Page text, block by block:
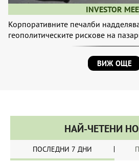
INVESTOR
Корпоративните печалби
геополитическите рискове на
ВИЖ ОЩЕ
НАЙ-ЧЕТЕНИ
ПОСЛЕДНИ 7 ДНИ